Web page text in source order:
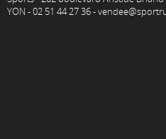
YON - 02 51 44 27 36 -